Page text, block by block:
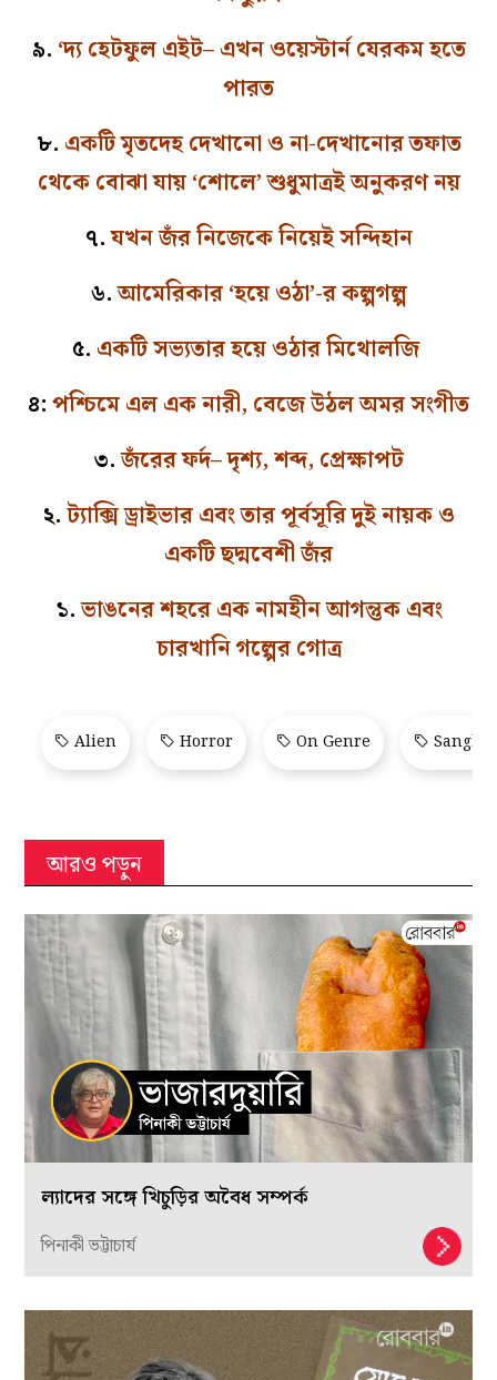
৯. ‘দ্য হেটফুল এইট– এখন ওয়েস্টার্ন যেরকম হতে
পারত
৮. একটি মৃতদেহ দেখানো ও না-দেখানোর তফাত
থেকে বোঝা যায় ‘শোলে’ শুধুমাত্রই অনুকরণ নয়
৭.যখন জঁর নিজেকে নিয়েই সন্দিহান
৬.আমেরিকার ‘হয়ে ওঠা’-র কল্পগল্প
৫. একটি সভ্যতার হয়ে ওঠার মিথোলজি
৪:পশ্চিমে এল এক নারী, বেজে উঠল অমর সংগীত
৩.জঁরের ফর্দ– দৃশ্য, শব্দ, প্রেক্ষাপট
২.ট্যাক্সি ড্রাইভার এবং তার পূর্বসূরি দুই নায়ক ও
একটি ছদ্মবেশী জঁর
১.ভাঙনের শহরে এক নামহীন আগন্তুক এবং
চারখানি গল্পের গোত্র
Alien Horror On Genre
আরও পড়ুন
ল্যাদের সঙ্গে খিচুড়ির অবৈধ সম্পর্ক
পিনাকী ভট্টাচার্য